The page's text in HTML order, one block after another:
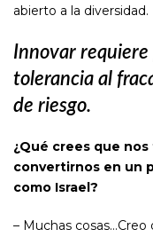
abierto a la diversidad.
Innovar
tolerancia al
de riesgo.
¿Qué crees que
convertirnos en un
como Israel?
– Muchas